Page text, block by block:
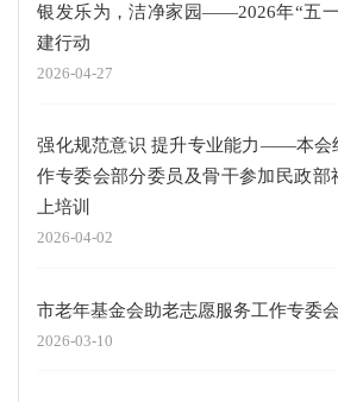
银发乐为，洁净家园——2026年“五
建行动
2026-04-27
强化规范意识 提升专业能力——本会
作专委会部分委员及骨干参加民政部
上培训
2026-04-02
市老年基金会助老志愿服务工作专委
2026-03-10